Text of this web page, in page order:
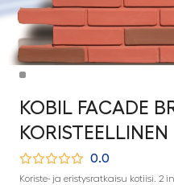
KOBIL FACADE
KORISTEELLINEN
0.0
Koriste- ja eristysratkaisu kotiisi. 2